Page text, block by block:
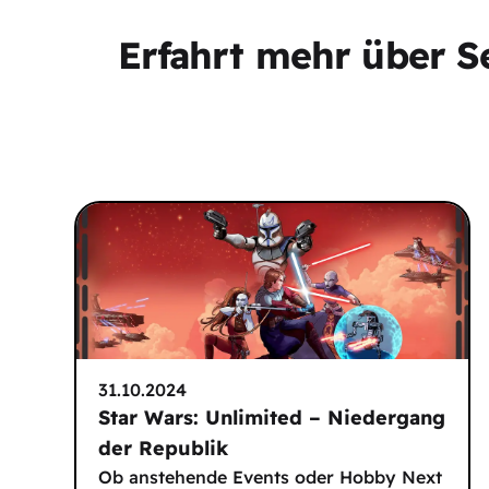
Erfahrt mehr über
31.10.2024
Star Wars: Unlimited – Niedergang
der Republik
Ob anstehende Events oder Hobby Next